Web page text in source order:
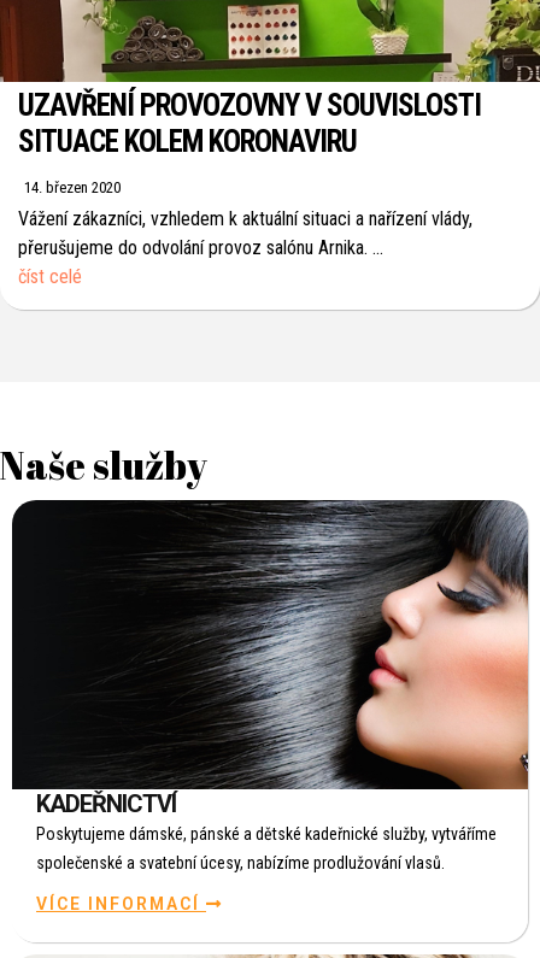
UZAVŘENÍ PROVOZOVNY V SOUVISLOSTI
SITUACE KOLEM KORONAVIRU
14. březen 2020
Vážení zákazníci, vzhledem k aktuální situaci a nařízení vlády,
přerušujeme do odvolání provoz salónu Arnika. ...
číst celé
Naše služby
KADEŘNICTVÍ
Poskytujeme dámské, pánské a dětské kadeřnické služby, vytváříme
společenské a svatební úcesy, nabízíme prodlužování vlasů.
VÍCE INFORMACÍ